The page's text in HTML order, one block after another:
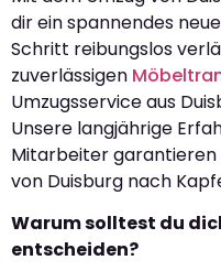
dir ein spannendes
Schritt reibungslos
zuverlässigen
Umzugsservice aus
Unsere langjährige
Mitarbeiter garantieren
von Duisburg nach
Warum solltest du
entscheiden?